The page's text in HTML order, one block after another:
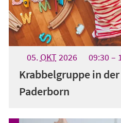
05. OKT2026 09:30
Krabbelgruppe in
Paderborn